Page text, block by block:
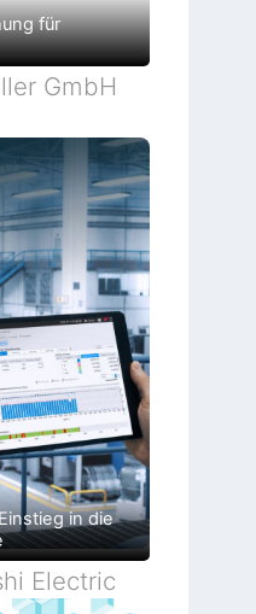
für
GmbH
in die
Electric